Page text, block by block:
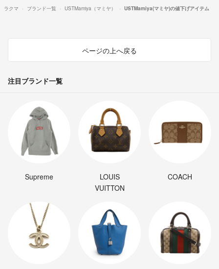
ラクマ ブランド一覧 USTMamiya（マミヤ） USTMamiya(マミヤ)の値下げアイテム
ページの上へ戻る
注目ブランド一覧
Supreme
LOUIS
VUITTON
COACH